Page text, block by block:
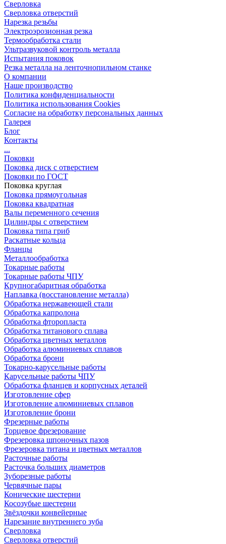
Сверловка
Сверловка отверстий
Нарезка резьбы
Электроэрозионная резка
Термообработка стали
Ультразвуковой контроль металла
Испытания поковок
Резка металла на ленточнопильном станке
О компании
Наше производство
Политика конфиденциальности
Политика использования Cookies
Согласие на обработку персональных данных
Галерея
Блог
Контакты
...
Поковки
Поковка диск с отверстием
Поковки по ГОСТ
Поковка круглая
Поковка прямоугольная
Поковка квадратная
Валы переменного сечения
Цилиндры с отверстием
Поковка типа гриб
Раскатные кольца
Фланцы
Металлообработка
Токарные работы
Токарные работы ЧПУ
Крупногабаритная обработка
Наплавка (восстановление металла)
Обработка нержавеющей стали
Обработка капролона
Обработка фторопласта
Обработка титанового сплава
Обработка цветных металлов
Обработка алюминиевых сплавов
Обработка брони
Токарно-карусельные работы
Карусельные работы ЧПУ
Обработка фланцев и корпусных деталей
Изготовление сфер
Изготовление алюминиевых сплавов
Изготовление брони
Фрезерные работы
Торцевое фрезерование
Фрезеровка шпоночных пазов
Фрезеровка титана и цветных металлов
Расточные работы
Расточка больших диаметров
Зуборезные работы
Червячные пары
Конические шестерни
Косозубые шестерни
Звёздочки конвейерные
Нарезание внутреннего зуба
Сверловка
Сверловка отверстий